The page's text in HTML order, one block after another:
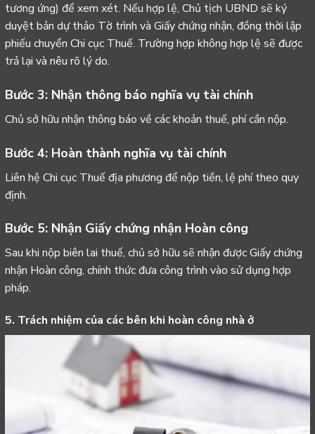
tương ứng) để xem xét. Nếu hợp lệ, Chủ tịch UBND sẽ ký
duyệt bản dự thảo Tờ trình và Giấy chứng nhận, đồng thời lập
phiếu chuyển Chi cục Thuế. Trường hợp không hợp lệ sẽ được
trả lại và nêu rõ lý do.
Bước 3: Nhận thông báo nghĩa vụ tài chính
Chủ sở hữu nhận thông báo về các khoản thuế, phí cần nộp.
Bước 4: Hoàn thành nghĩa vụ tài chính
Liên hệ Chi cục Thuế địa phương để nộp tiền, lệ phí theo quy
định.
Bước 5: Nhận Giấy chứng nhận Hoàn công
Sau khi nộp biên lai thuế, chủ sở hữu sẽ nhận được Giấy chứng
nhận Hoàn công, chính thức đưa công trình vào sử dụng hợp
pháp.
5. Trách nhiệm của các bên khi hoàn công nhà ở